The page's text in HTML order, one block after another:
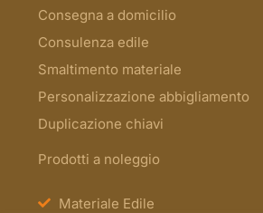
Consegna a domicilio
Consulenza edile
Smaltimento materiale
Personalizzazione abbigliamento
Duplicazione chiavi
Prodotti a noleggio
Materiale Edile